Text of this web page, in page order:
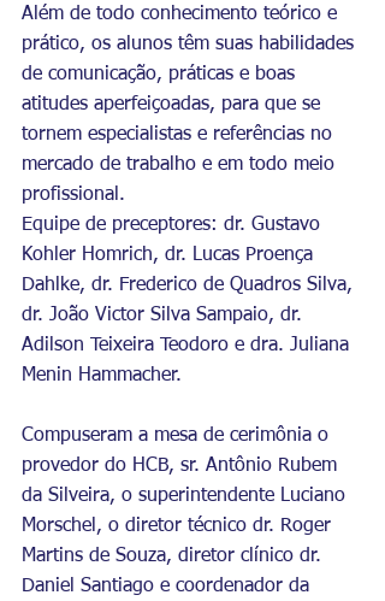
Além de todo conhecimento teórico e
prático, os alunos têm suas habilidades
de comunicação, práticas e boas
atitudes aperfeiçoadas, para que se
tornem especialistas e referências no
mercado de trabalho e em todo meio
profissional.
Equipe de preceptores: dr. Gustavo
Kohler Homrich, dr. Lucas Proença
Dahlke, dr. Frederico de Quadros Silva,
dr. João Victor Silva Sampaio, dr.
Adilson Teixeira Teodoro e dra. Juliana
Menin Hammacher.
Compuseram a mesa de cerimônia o
provedor do HCB, sr. Antônio Rubem
da Silveira, o superintendente Luciano
Morschel, o diretor técnico dr. Roger
Martins de Souza, diretor clínico dr.
Daniel Santiago e coordenador da